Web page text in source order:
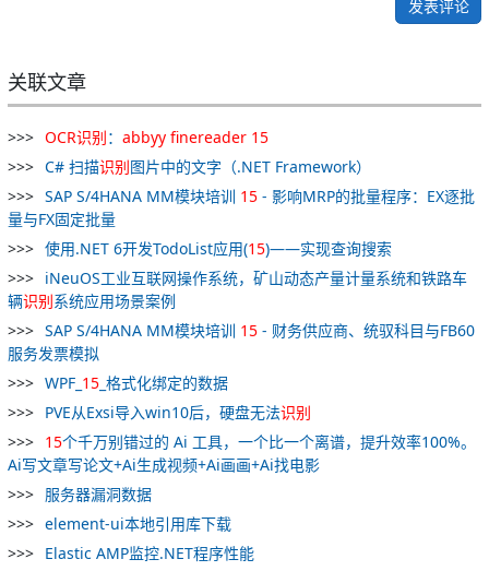
发表评论
关联文章
OCR识别： abbyy finereader 15
C# 扫描识别图片中的文字（.NET Framework）
SAP S/4HANA MM模块培训 15 - 影响MRP的批量程序：EX逐批
量与FX固定批量
使用.NET 6开发TodoList应用(15)——实现查询搜索
iNeuOS工业互联网操作系统，矿山动态产量计量系统和铁路车
辆识别系统应用场景案例
SAP S/4HANA MM模块培训 15 - 财务供应商、统驭科目与FB60
服务发票模拟
WPF_ 15 _格式化绑定的数据
PVE从Exsi导入win10后，硬盘无法识别
15个千万别错过的 Ai 工具，一个比一个离谱，提升效率100%。
Ai写文章写论文+Ai生成视频+Ai画画+Ai找电影
服务器漏洞数据
element-ui本地引用库下载
Elastic AMP监控.NET程序性能